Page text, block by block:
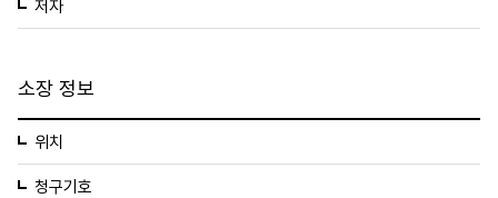
저자
소장 정보
위치
청구기호